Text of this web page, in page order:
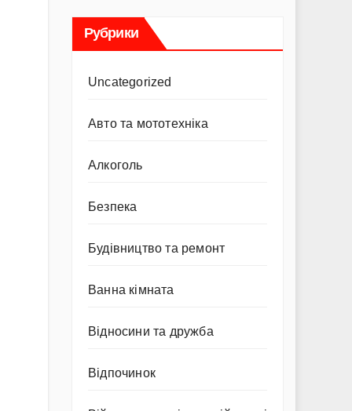
Рубрики
Uncategorized
Авто та мототехніка
Алкоголь
Безпека
Будівництво та ремонт
Ванна кімната
Відносини та дружба
Відпочинок